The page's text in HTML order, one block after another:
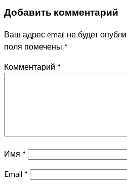
Добавить комментарий
Ваш адрес email не будет
поля помечены *
Комментарий *
Имя *
Email *